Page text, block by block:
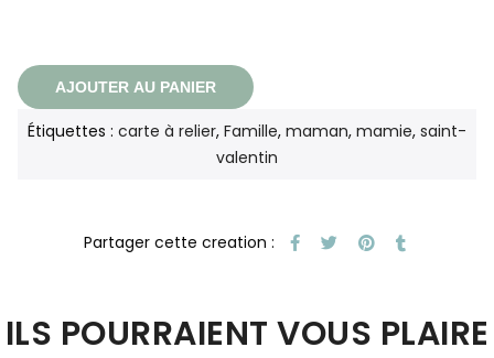
AJOUTER AU PANIER
Étiquettes : carte à relier, Famille, maman, mamie, saint-
valentin
ILS POURRAIENT VOUS PLAIRE